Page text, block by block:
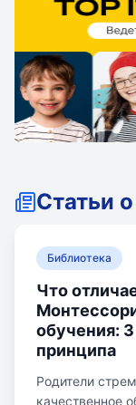
Статьи
Библиотека
Что
обучения:
принципа
Родители
качественное